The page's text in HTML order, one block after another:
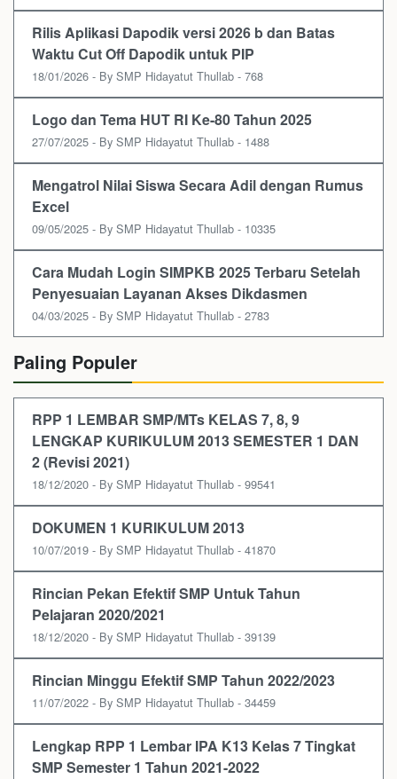
Rilis Aplikasi Dapodik versi 2026 b dan Batas
Waktu Cut Off Dapodik untuk PIP
18/01/2026 - By SMP Hidayatut Thullab - 768
Logo dan Tema HUT RI Ke-80 Tahun 2025
27/07/2025 - By SMP Hidayatut Thullab - 1488
Mengatrol Nilai Siswa Secara Adil dengan Rumus
Excel
09/05/2025 - By SMP Hidayatut Thullab - 10335
Cara Mudah Login SIMPKB 2025 Terbaru Setelah
Penyesuaian Layanan Akses Dikdasmen
04/03/2025 - By SMP Hidayatut Thullab - 2783
Paling Populer
RPP 1 LEMBAR SMP/MTs KELAS 7, 8, 9
LENGKAP KURIKULUM 2013 SEMESTER 1 DAN
2 (Revisi 2021)
18/12/2020 - By SMP Hidayatut Thullab - 99541
DOKUMEN 1 KURIKULUM 2013
10/07/2019 - By SMP Hidayatut Thullab - 41870
Rincian Pekan Efektif SMP Untuk Tahun
Pelajaran 2020/2021
18/12/2020 - By SMP Hidayatut Thullab - 39139
Rincian Minggu Efektif SMP Tahun 2022/2023
11/07/2022 - By SMP Hidayatut Thullab - 34459
Lengkap RPP 1 Lembar IPA K13 Kelas 7 Tingkat
SMP Semester 1 Tahun 2021-2022